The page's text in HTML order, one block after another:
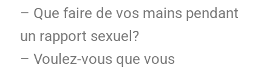
– Que faire de vos mains pendant
un rapport sexuel?
– Voulez-vous que vous